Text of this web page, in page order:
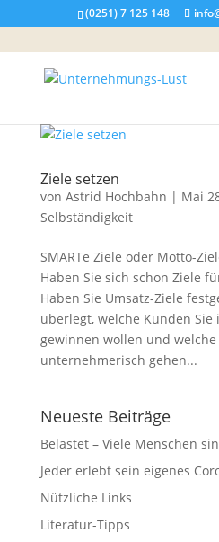
(0251) 7 125 148
Ziele setzen
von Astrid Hochbahn | Mai
Selbständigkeit
SMARTe Ziele oder Motto-
Haben Sie sich schon Ziele
Haben Sie Umsatz-Ziele
überlegt, welche Kunden Sie
gewinnen wollen und welche
unternehmerisch gehen...
Neueste Beiträge
Belastet – Viele Menschen
Jeder erlebt sein eigenes
Nützliche Links
Literatur-Tipps